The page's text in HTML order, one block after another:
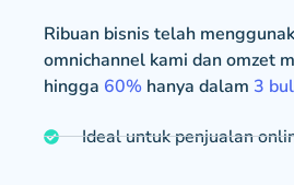
Ribuan bisnis telah
omnichannel kami dan omzet
hingga 60% hanya dalam 3
Ideal untuk penjualan